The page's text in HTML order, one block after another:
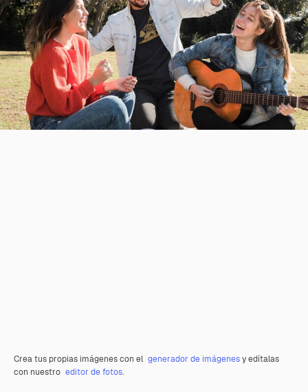
Crea tus propias imágenes con el generador de imágenesy edítalas
con nuestro editor de fotos.